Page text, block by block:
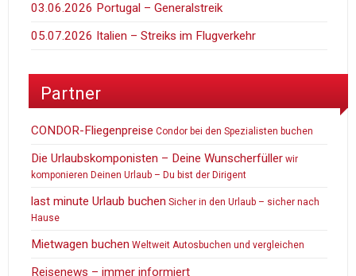
03.06.2026 Portugal – Generalstreik
05.07.2026 Italien – Streiks im Flugverkehr
Partner
CONDOR-Fliegenpreise Condor bei den Spezialisten buchen
Die Urlaubskomponisten – Deine Wunscherfüller wir
komponieren Deinen Urlaub – Du bist der Dirigent
last minute Urlaub buchen Sicher in den Urlaub – sicher nach
Hause
Mietwagen buchen Weltweit Autosbuchen und vergleichen
Reisenews – immer informiert